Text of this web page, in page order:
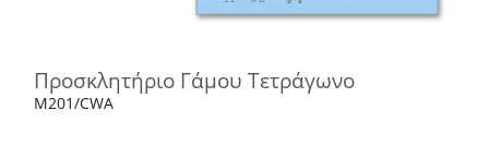
Προσκλητήριο Γάμου Τετράγωνο
M201/CWA